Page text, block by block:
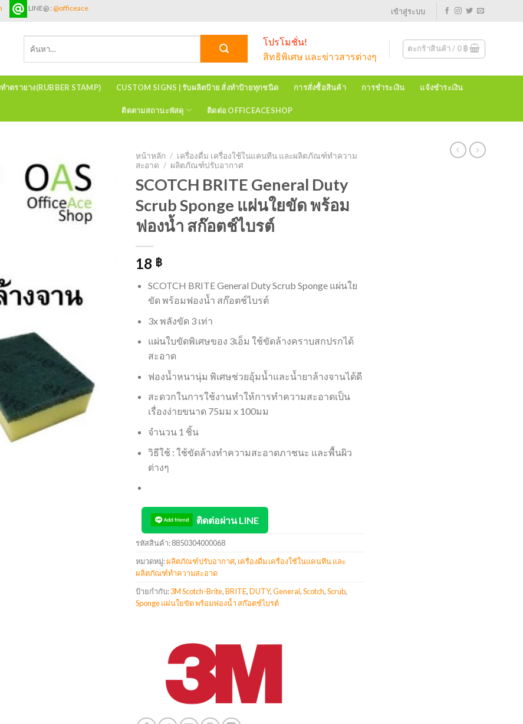
LINE@ : @officeace เข้าสู่ระบบ
โปรโมชั่น!
สิทธิพิเศษ และข่าวสารต่างๆ
ตะกร้าสินค้า / 0฿
ำตรายาง(RUBBER STAMP) CUSTOM SIGNS | รับผลิตป้าย สั่งทำป้ายทุกชนิด การสั่งซื้อสินค้า การชำระเงิน แจ้งชำระเงิน
ติดตามสถานะพัสดุ ติดต่อ OFFICEACESHOP
หน้าหลัก / เครื่องดื่ม เครื่องใช้ในแคนทีน และผลิตภัณฑ์ทำความ
สะอาด / ผลิตภัณฑ์ปรับอากาศ
SCOTCH BRITE General Duty
Scrub Sponge แผ่นใยขัด พร้อม
ฟองน้ำ สก๊อตช์ไบรต์
18 ฿
SCOTCH BRITE General Duty Scrub Sponge แผ่นใย
ขัด พร้อมฟองน้ำ สก๊อตช์ไบรต์
3x พลังขัด 3 เท่า
แผ่นใบขัดพิเศษของ 3เอ็ม ใช้ขัดล้างคราบสกปรกได้
สะอาด
ฟองน้ำหนานุ่ม พิเศษช่วยอุ้มน้ำและน้ำยาล้างจานได้ดี
สะดวกในการใช้งานทำให้การทำความสะอาดเป็น
เรื่องง่ายขนาด 75มม x 100มม
จำนวน 1 ชิ้น
วิธีใช้ : ใช้ขัดล้างทำความสะอาดภาชนะ และพื้นผิว
ต่างๆ
ติดต่อผ่าน LINE
รหัสสินค้า:8850304000068
หมวดหมู่:ผลิตภัณฑ์ปรับอากาศ, เครื่องดื่ม เครื่องใช้ในแคนทีน และ
ผลิตภัณฑ์ทำความสะอาด
ป้ายกำกับ:3M Scotch-Brite,BRITE,DUTY,General,Scotch,Scrub,
Sponge แผ่นใยขัด พร้อมฟองน้ำ สก๊อตช์ไบรต์